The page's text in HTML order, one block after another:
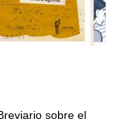
sobre el